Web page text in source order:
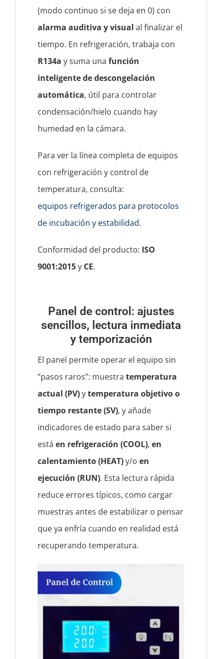
(modo continuo si se deja en 0) con
alarma auditiva y visual al finalizar el
tiempo. En refrigeración, trabaja con
R134a y suma unafunción
inteligente de descongelación
automática, útil para controlar
condensación/hielo cuando hay
humedad en la cámara.
Para ver la línea completa de equipos
con refrigeración y control de
temperatura, consulta:
equipos refrigerados para protocolos
de incubación y estabilidad.
Conformidad del producto: ISO
9001:2015y CE.
Panel de control: ajustes
sencillos, lectura inmediata
y temporización
El panel permite operar el equipo sin
“pasos raros”: muestratemperatura
actual (PV)ytemperatura objetivo o
tiempo restante (SV), y añade
indicadores de estado para saber si
estáen refrigeración (COOL),en
calentamiento (HEAT)y/oen
ejecución (RUN). Esta lectura rápida
reduce errores típicos, como cargar
muestras antes de estabilizar o pensar
que ya enfría cuando en realidad está
recuperando temperatura.